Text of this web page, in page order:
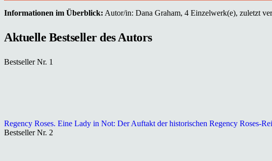
Informationen im Überblick: Autor/in: Dana Graham, 4 Einzelwerk(e), zuletzt
Aktuelle Bestseller des Autors
Bestseller Nr. 1
Regency Roses. Eine Lady in Not: Der Auftakt der historischen Regency Roses-
Bestseller Nr. 2